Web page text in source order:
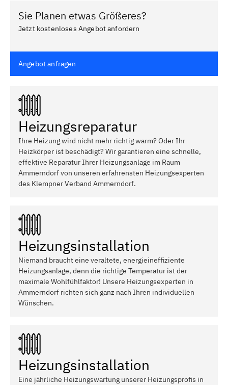
Sie Planen etwas Größeres?
Jetzt kostenloses Angebot anfordern
Angebot anfragen
Heizungsreparatur
Ihre Heizung wird nicht mehr richtig warm? Oder Ihr
Heizkörper ist beschädigt? Wir garantieren eine schnelle,
effektive Reparatur Ihrer Heizungsanlage im Raum
Ammerndorf von unseren erfahrensten Heizungsexperten
des Klempner Verband Ammerndorf.
Heizungsinstallation
Niemand braucht eine veraltete, energieineffiziente
Heizungsanlage, denn die richtige Temperatur ist der
maximale Wohlfühlfaktor! Unsere Heizungsexperten in
Ammerndorf richten sich ganz nach Ihren individuellen
Wünschen.
Heizungsinstallation
Eine jährliche Heizungswartung unserer Heizungsprofis in